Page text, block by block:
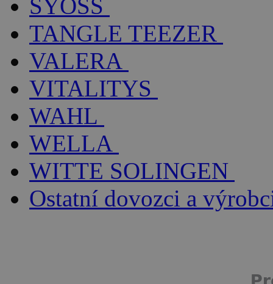
SYOSS
TANGLE TEEZER
VALERA
VITALITYS
WAHL
WELLA
WITTE SOLINGEN
Ostatní dovozci a